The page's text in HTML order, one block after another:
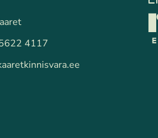
4117